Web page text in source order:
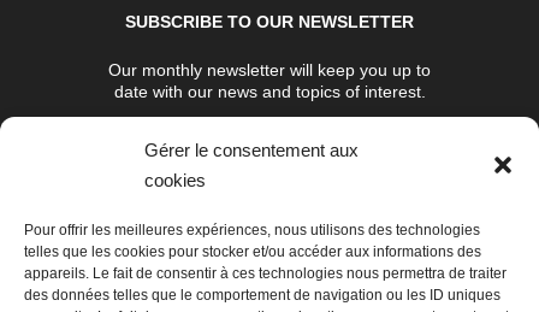
Gérer le consentement aux
cookies
Pour offrir les meilleures expériences, nous utilisons des technologies
telles que les cookies pour stocker et/ou accéder aux informations des
appareils. Le fait de consentir à ces technologies nous permettra de traiter
des données telles que le comportement de navigation ou les ID uniques
SUBSCRIBE TO OUR NEWSLETTER
Our monthly newsletter will keep you up to
date with our news and topics of interest.